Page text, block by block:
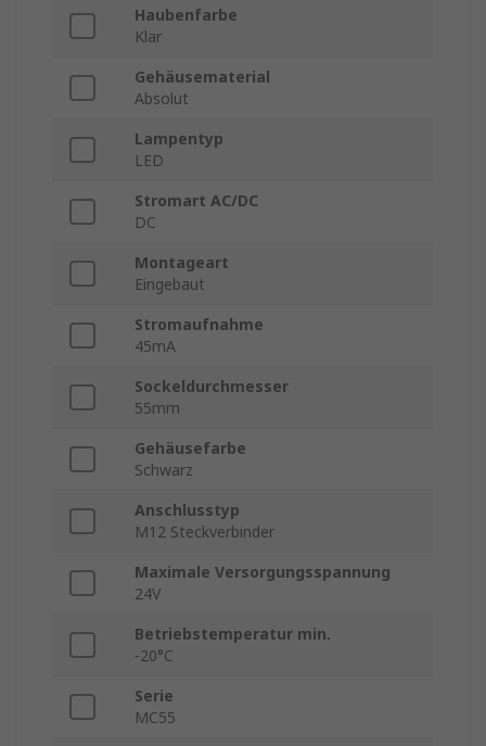
Haubenfarbe
Klar
Gehäusematerial
Absolut
Lampentyp
LED
Stromart AC/DC
DC
Montageart
Eingebaut
Stromaufnahme
45mA
Sockeldurchmesser
55mm
Gehäusefarbe
Schwarz
Anschlusstyp
M12 Steckverbinder
Maximale Versorgungsspannung
24V
Betriebstemperatur min.
-20°C
Serie
MC55